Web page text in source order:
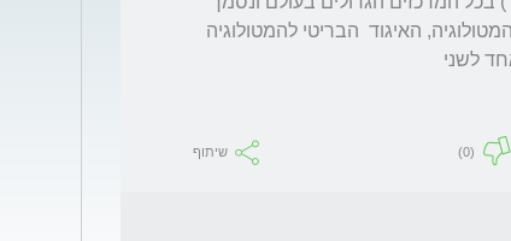
(0) שיתוף